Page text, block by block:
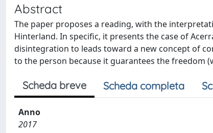
Abstract
The paper proposes a reading, with the
Hinterland. In specific, it presents the case of
disintegration to leads toward a new concept of
to the person because it guarantees the freedom
Scheda breve Scheda completa
Anno
2017